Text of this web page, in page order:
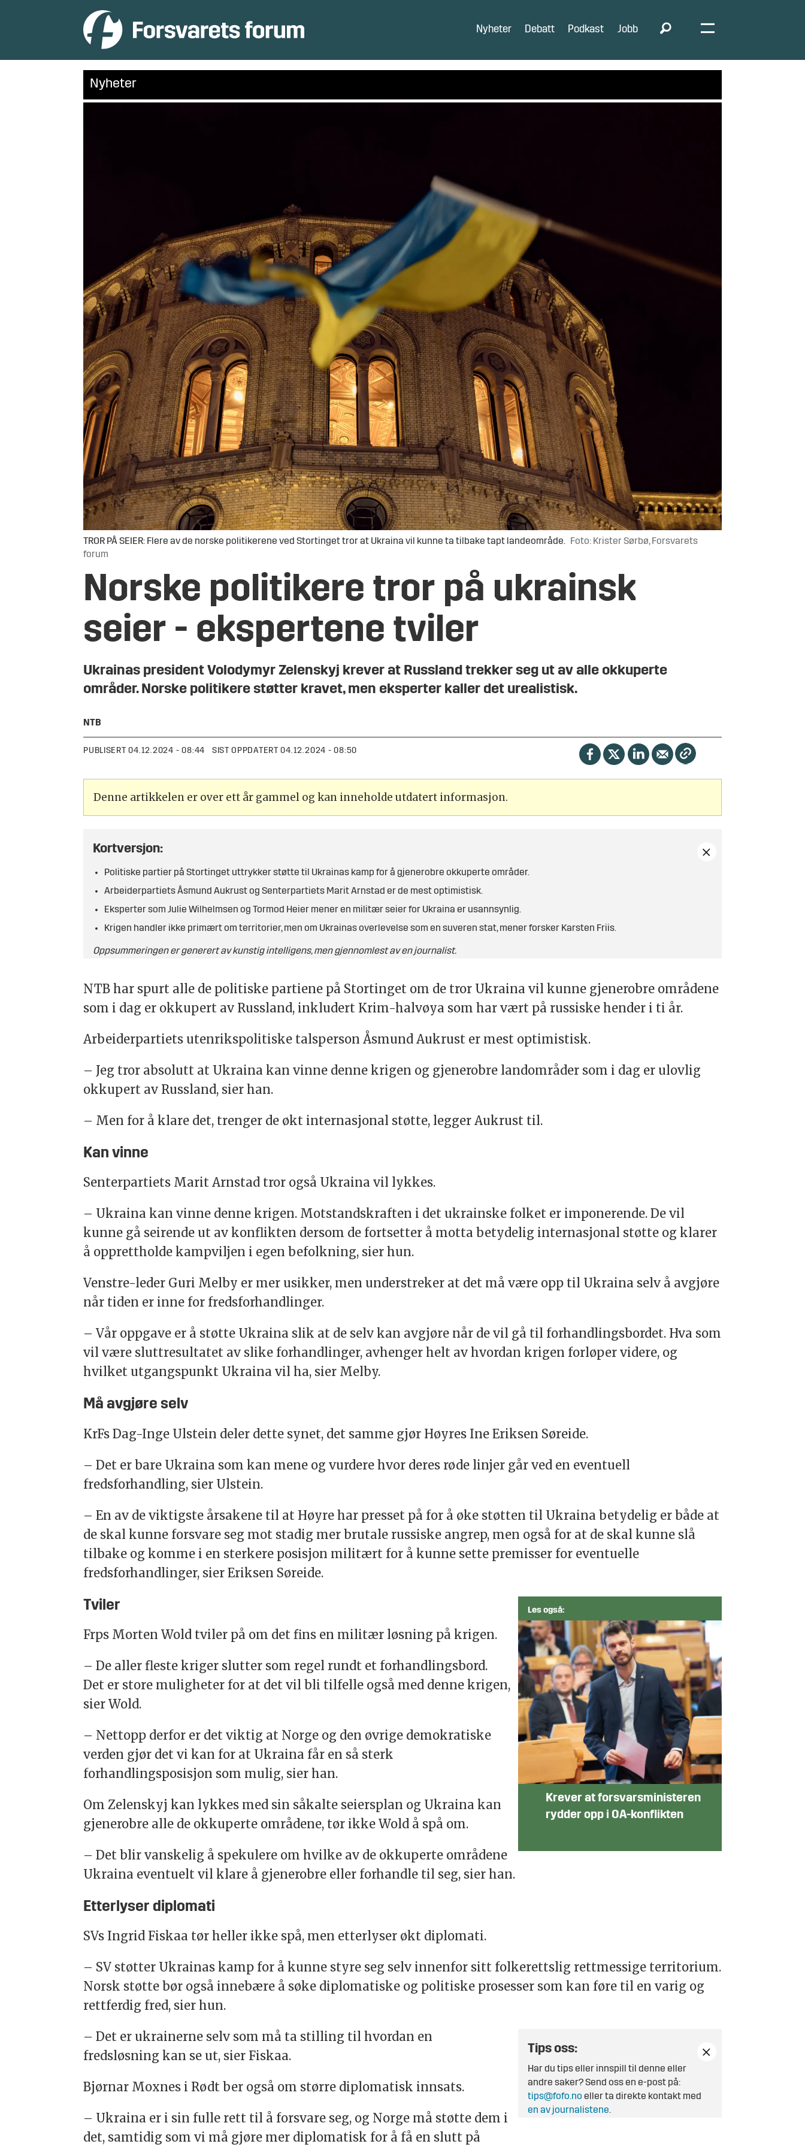
Nyheter Debatt Podkast Jobb
Nyheter
TROR PÅ SEIER: Flere av de norske politikerene ved Stortinget tror at Ukraina vil kunne ta tilbake tapt landeområde.
Foto: Krister Sørbø, Forsvarets
forum
Norske politikere tror på ukrainsk
seier - ekspertene tviler
Ukrainas president Volodymyr Zelenskyj krever at Russland trekker seg ut av alle okkuperte
områder. Norske politikere støtter kravet, men eksperter kaller det urealistisk.
NTB
PUBLISERT 04.12.2024 - 08:44 SIST OPPDATERT 04.12.2024 - 08:50
Denne artikkelen er over ett år gammel og kan inneholde utdatert informasjon.
Kortversjon:
Politiske partier på Stortinget uttrykker støtte til Ukrainas kamp for å gjenerobre okkuperte områder.
Arbeiderpartiets Åsmund Aukrust og Senterpartiets Marit Arnstad er de mest optimistisk.
Eksperter som Julie Wilhelmsen og Tormod Heier mener en militær seier for Ukraina er usannsynlig.
Krigen handler ikke primært om territorier, men om Ukrainas overlevelse som en suveren stat, mener forsker Karsten Friis.
Oppsummeringen er generert av kunstig intelligens, men gjennomlest av en journalist.
NTB har spurt alle de politiske partiene på Stortinget om de tror Ukraina vil kunne gjenerobre områdene
som i dag er okkupert av Russland, inkludert Krim-halvøya som har vært på russiske hender i ti år.
Arbeiderpartiets utenrikspolitiske talsperson Åsmund Aukrust er mest optimistisk.
– Jeg tror absolutt at Ukraina kan vinne denne krigen og gjenerobre landområder som i dag er ulovlig
okkupert av Russland, sier han.
– Men for å klare det, trenger de økt internasjonal støtte, legger Aukrust til.
Kan vinne
Senterpartiets Marit Arnstad tror også Ukraina vil lykkes.
– Ukraina kan vinne denne krigen. Motstandskraften i det ukrainske folket er imponerende. De vil
kunne gå seirende ut av konflikten dersom de fortsetter å motta betydelig internasjonal støtte og klarer
å opprettholde kampviljen i egen befolkning, sier hun.
Venstre-leder Guri Melby er mer usikker, men understreker at det må være opp til Ukraina selv å avgjøre
når tiden er inne for fredsforhandlinger.
– Vår oppgave er å støtte Ukraina slik at de selv kan avgjøre når de vil gå til forhandlingsbordet. Hva som
vil være sluttresultatet av slike forhandlinger, avhenger helt av hvordan krigen forløper videre, og
hvilket utgangspunkt Ukraina vil ha, sier Melby.
Må avgjøre selv
KrFs Dag-Inge Ulstein deler dette synet, det samme gjør Høyres Ine Eriksen Søreide.
– Det er bare Ukraina som kan mene og vurdere hvor deres røde linjer går ved en eventuell
fredsforhandling, sier Ulstein.
– En av de viktigste årsakene til at Høyre har presset på for å øke støtten til Ukraina betydelig er både at
de skal kunne forsvare seg mot stadig mer brutale russiske angrep, men også for at de skal kunne slå
tilbake og komme i en sterkere posisjon militært for å kunne sette premisser for eventuelle
fredsforhandlinger, sier Eriksen Søreide.
Les også:
Krever at forsvarsministeren
rydder opp i OA-konflikten
Tviler
Frps Morten Wold tviler på om det fins en militær løsning på krigen.
– De aller fleste kriger slutter som regel rundt et forhandlingsbord.
Det er store muligheter for at det vil bli tilfelle også med denne krigen,
sier Wold.
– Nettopp derfor er det viktig at Norge og den øvrige demokratiske
verden gjør det vi kan for at Ukraina får en så sterk
forhandlingsposisjon som mulig, sier han.
Om Zelenskyj kan lykkes med sin såkalte seiersplan og Ukraina kan
gjenerobre alle de okkuperte områdene, tør ikke Wold å spå om.
– Det blir vanskelig å spekulere om hvilke av de okkuperte områdene
Ukraina eventuelt vil klare å gjenerobre eller forhandle til seg, sier han.
Etterlyser diplomati
SVs Ingrid Fiskaa tør heller ikke spå, men etterlyser økt diplomati.
– SV støtter Ukrainas kamp for å kunne styre seg selv innenfor sitt folkerettslig rettmessige territorium.
Norsk støtte bør også innebære å søke diplomatiske og politiske prosesser som kan føre til en varig og
rettferdig fred, sier hun.
Tips oss:
Har du tips eller innspill til denne eller
andre saker? Send oss en e-post på:
tips@fofo.no eller ta direkte kontakt med
en av journalistene.
– Det er ukrainerne selv som må ta stilling til hvordan en
fredsløsning kan se ut, sier Fiskaa.
Bjørnar Moxnes i Rødt ber også om større diplomatisk innsats.
– Ukraina er i sin fulle rett til å forsvare seg, og Norge må støtte dem i
det, samtidig som vi må gjøre mer diplomatisk for å få en slutt på